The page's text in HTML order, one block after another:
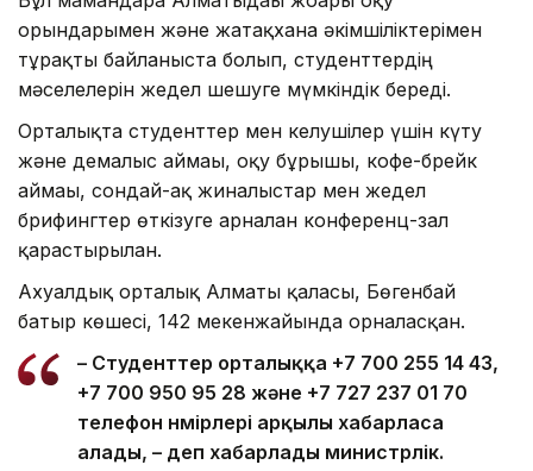
орындарымен және жатақхана әкімшіліктерімен
тұрақты байланыста болып, студенттердің
мәселелерін жедел шешуге мүмкіндік береді.
Орталықта студенттер мен келушілер үшін күту
және демалыс аймағы, оқу бұрышы, кофе-брейк
аймағы, сондай-ақ жиналыстар мен жедел
брифингтер өткізуге арналған конференц-зал
қарастырылған.
Ахуалдық орталық Алматы қаласы, Бөгенбай
батыр көшесі, 142 мекенжайында орналасқан.
– Студенттер орталыққа +7 700 255 14 43,
+7 700 950 95 28 және +7 727 237 01 70
телефон нөмірлері арқылы хабарласа
алады, – деп хабарлады министрлік.